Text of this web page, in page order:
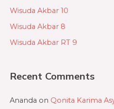
Wisuda Akbar 10
Wisuda Akbar 8
Wisuda Akbar RT 9
Recent Comments
Ananda on Qonita Karima